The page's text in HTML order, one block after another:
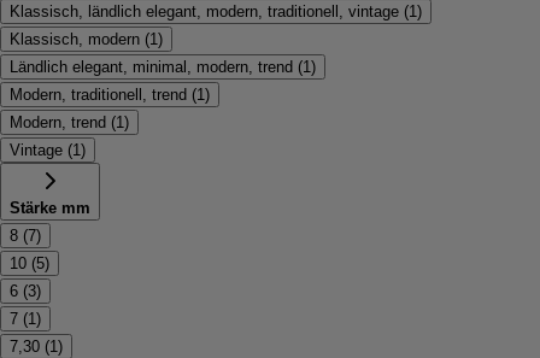
Klassisch, ländlich elegant, modern, traditionell, vintage (1 )
Klassisch, modern (1 )
Ländlich elegant, minimal, modern, trend (1 )
Modern, traditionell, trend (1 )
Modern, trend (1 )
Vintage (1 )
Stärke mm
8 (7)
10 (5)
6 (3)
7 (1 )
7,30 (1 )